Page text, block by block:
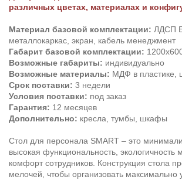
различных цветах, материалах и
Материал базовой комплектации: ЛДСП
металлокаркас, экран, кабель менеджмент
Габарит базовой комплектации:
Возможные габариты: индивидуально
Возможные материалы: МДФ в пластике,
Срок поставки: 3 недели
Условия поставки: под заказ
Гарантия: 12 месяцев
Дополнительно: кресла, тумбы, шкафы
Стол для персонала SMART – это
высокая функциональность, экологичность
комфорт сотрудников. Конструкция стола
мелочей, чтобы организовать максимально